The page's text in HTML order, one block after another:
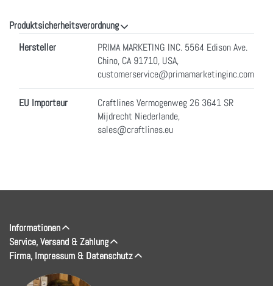
Produktsicherheitsverordnung
Hersteller
PRIMA MARKETING INC. 5564 Edison Ave.
Chino, CA 91710, USA,
customerservice@primamarketinginc.com
EU Importeur
Craftlines Vermogenweg 26 3641 SR
Mijdrecht Niederlande,
sales@craftlines.eu
Informationen
Service, Versand & Zahlung
Firma, Impressum & Datenschutz